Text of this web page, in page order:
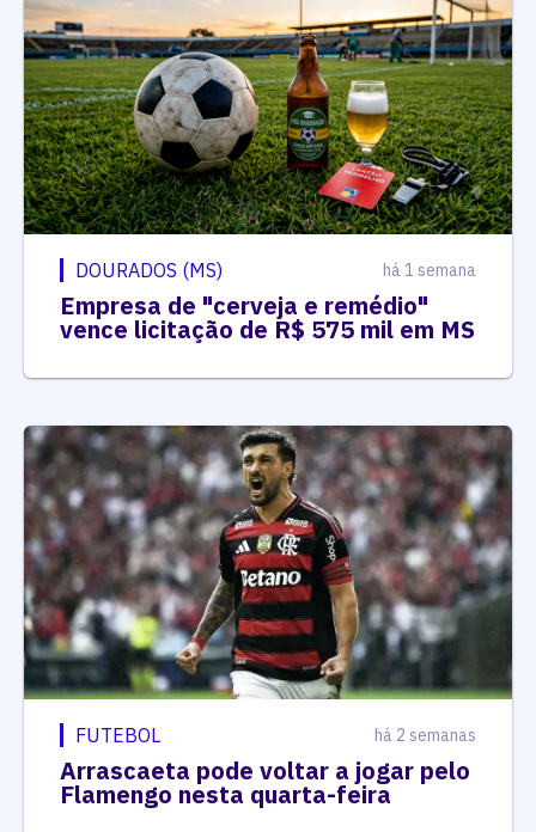
DOURADOS (MS) há 1 semana
Empresa de "cerveja e remédio"
vence licitação de R$ 575 mil em MS
FUTEBOL há 2 semanas
Arrascaeta pode voltar a jogar pelo
Flamengo nesta quarta-feira